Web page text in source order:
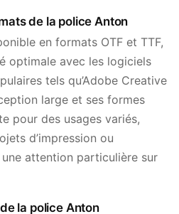
de la police Anton
en formats OTF et TTF,
optimale avec les logiciels
tels qu’Adobe Creative
large et ses formes
pour des usages variés,
d’impression ou
attention particulière sur
la police Anton